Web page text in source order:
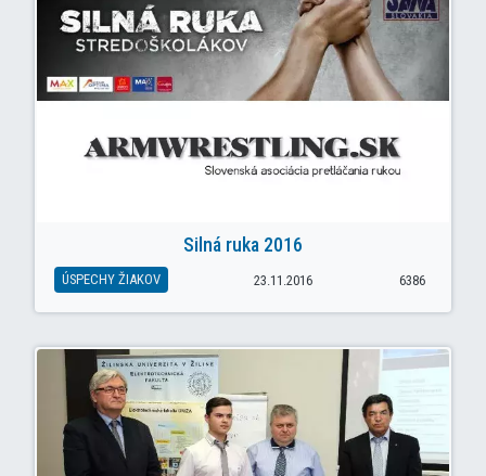
Silná ruka 2016
ÚSPECHY ŽIAKOV 23.11.2016 6386